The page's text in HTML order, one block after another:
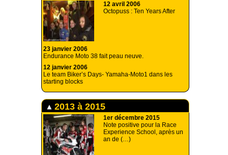
12 avril 2006
Octopuss : Ten Years After
23 janvier 2006
Endurance Moto 38 fait peau neuve.
12 janvier 2006
Le team Biker’s Days- Yamaha-Moto1 dans les
starting blocks
2013 à 2015
1er décembre 2015
Note positive pour la Race
Experience School, après un
an de (…)